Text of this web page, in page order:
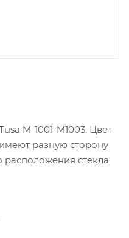
M-1001-M1003. Цвет
разную сторону
расположения стекла